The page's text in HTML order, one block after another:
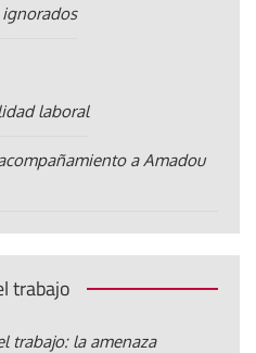
laboral
a Amadou
trabajo
trabajo: la amenaza